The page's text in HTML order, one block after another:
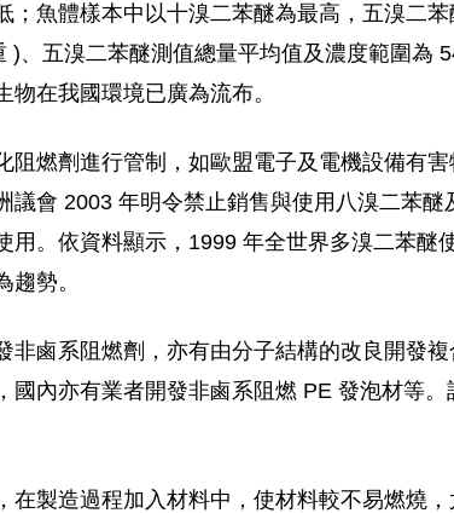
；魚體樣本中以十溴二苯醚為最高，五溴二
)、五溴二苯醚測值總量平均值及濃度範圍為
在我國環境已廣為流布。
阻燃劑進行管制，如歐盟電子及電機設備有
議會 2003 年明令禁止銷售與使用八溴二苯
用。依資料顯示，1999 年全世界多溴二苯醚
勢。
非鹵系阻燃劑，亦有由分子結構的改良開發
國內亦有業者開發非鹵系阻燃 PE 發泡材等
在製造過程加入材料中，使材料較不易燃燒